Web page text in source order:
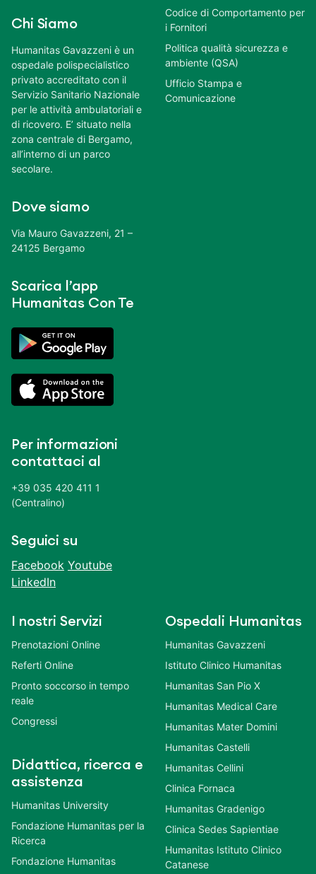
Chi Siamo
Humanitas Gavazzeni è un
ospedale polispecialistico
privato accreditato con il
Servizio Sanitario Nazionale
per le attività ambulatoriali e
di ricovero. E’ situato nella
zona centrale di Bergamo,
all’interno di un parco
secolare.
Dove siamo
Via Mauro Gavazzeni, 21 –
24125 Bergamo
Scarica l’app
Humanitas Con Te
Per informazioni
contattaci al
+39 035 420 411 1
(Centralino)
Seguici su
Facebook Youtube
LinkedIn
Codice di Comportamento per
i Fornitori
Politica qualità sicurezza e
ambiente (QSA)
Ufficio Stampa e
Comunicazione
I nostri Servizi
Prenotazioni Online
Referti Online
Pronto soccorso in tempo
reale
Congressi
Didattica, ricerca e
assistenza
Humanitas University
Fondazione Humanitas per la
Ricerca
Fondazione Humanitas
Ospedali Humanitas
Humanitas Gavazzeni
Istituto Clinico Humanitas
Humanitas San Pio X
Humanitas Medical Care
Humanitas Mater Domini
Humanitas Castelli
Humanitas Cellini
Clinica Fornaca
Humanitas Gradenigo
Clinica Sedes Sapientiae
Humanitas Istituto Clinico
Catanese